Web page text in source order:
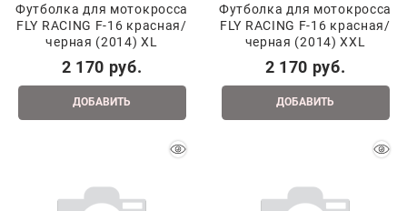
Футболка для мотокросса
FLY RACING F-16 красная/
черная (2014) XL
2 170 руб.
ДОБАВИТЬ
Футболка для мотокросса
FLY RACING F-16 красная/
черная (2014) XXL
2 170 руб.
ДОБАВИТЬ